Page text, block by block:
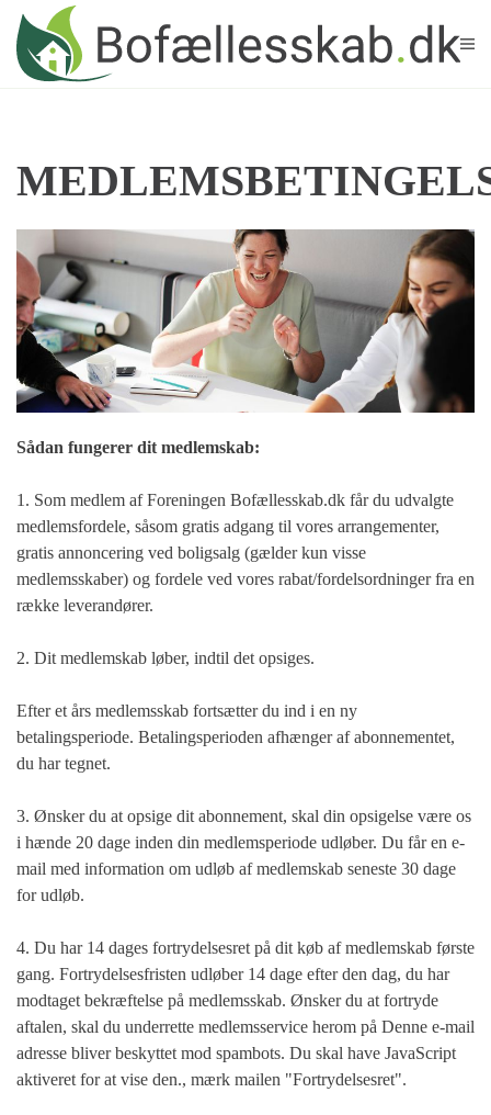
Skip to main content
Sådan fungerer dit medlemskab:
1. Som medlem af Foreningen Bofællesskab.dk får du udvalgte
medlemsfordele, såsom gratis adgang til vores arrangementer,
gratis annoncering ved boligsalg (gælder kun visse
medlemsskaber) og fordele ved vores rabat/fordelsordninger fra en
række leverandører.
2. Dit medlemskab løber, indtil det opsiges.
Efter et års medlemsskab fortsætter du ind i en ny
betalingsperiode. Betalingsperioden afhænger af abonnementet,
du har tegnet.
3. Ønsker du at opsige dit abonnement, skal din opsigelse være os
i hænde 20 dage inden din medlemsperiode udløber. Du får en e-
mail med information om udløb af medlemskab seneste 30 dage
for udløb.
4. Du har 14 dages fortrydelsesret på dit køb af medlemskab første
gang. Fortrydelsesfristen udløber 14 dage efter den dag, du har
modtaget bekræftelse på medlemsskab. Ønsker du at fortryde
aftalen, skal du underrette medlemsservice herom på Denne e-mail
adresse bliver beskyttet mod spambots. Du skal have JavaScript
aktiveret for at vise den., mærk mailen "Fortrydelsesret".